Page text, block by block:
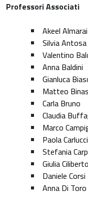
Professori Associati
Akeel Almarai
Silvia Antosa
Valentino
Anna Baldini
Gianluca
Matteo
Carla Bruno
Claudia
Marco
Paola Carlucci
Stefania
Giulia Ciliberto
Daniele Corsi
Anna Di Toro